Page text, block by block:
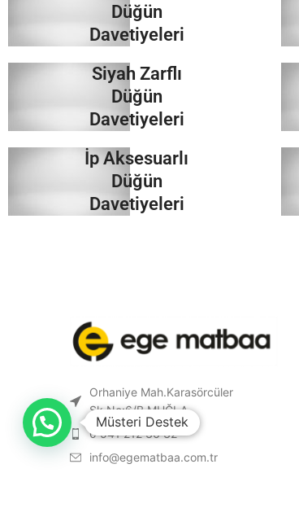
Düğün
Davetiyeleri
İncele
Siyah Zarflı
Düğün
Davetiyeleri
İncele
İp Aksesuarlı
Düğün
Davetiyeleri
Orhaniye Mah.Karasörcüler
Sk.No:6/B MUĞLA
0 541 212 36 32
info@egematbaa.com.tr
Müsteri Destek